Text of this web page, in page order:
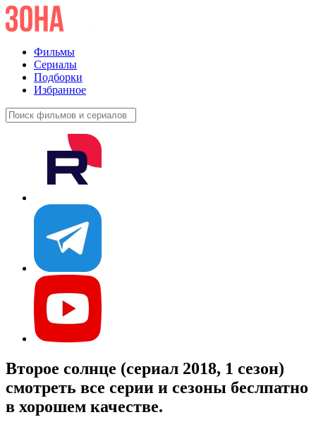
Фильмы
Сериалы
Подборки
Избранное
Второе солнце (сериал 2018, 1 сезон)
смотреть все серии и сезоны беслпатно
в хорошем качестве.